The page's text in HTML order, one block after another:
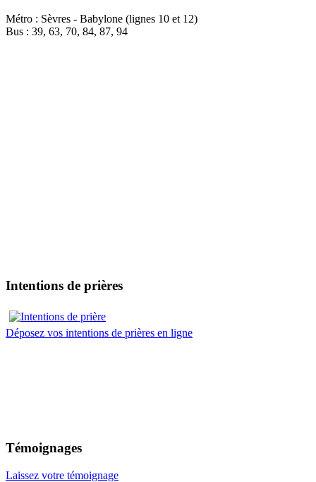
Métro : Sèvres - Babylone (lignes 10 et 12)
Bus : 39, 63, 70, 84, 87, 94
Intentions de prières
Déposez vos intentions de prières en ligne
Témoignages
Laissez votre témoignage